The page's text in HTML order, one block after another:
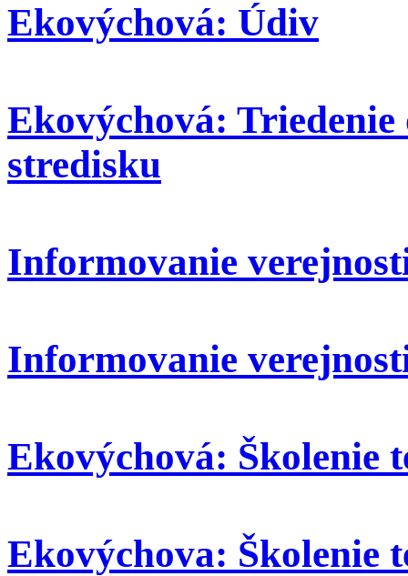
Ekovýchová: Údiv
Ekovýchová:
stredisku
Informovanie
Informovanie
Ekovýchová: Školenie
Ekovýchova: Školenie